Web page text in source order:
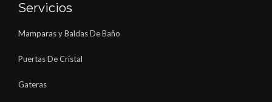
Servicios
Mamparas y Baldas De Baño
Puertas De Cristal
Gateras